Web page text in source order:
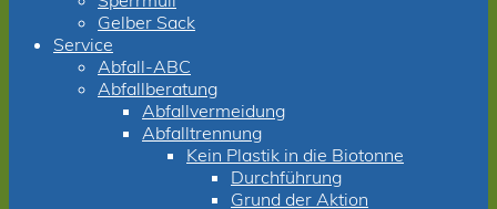
Gelber Sack
Service
Abfall-ABC
Abfallberatung
Abfallvermeidung
Abfalltrennung
Kein Plastik in die Biotonne
Durchführung
Grund der Aktion